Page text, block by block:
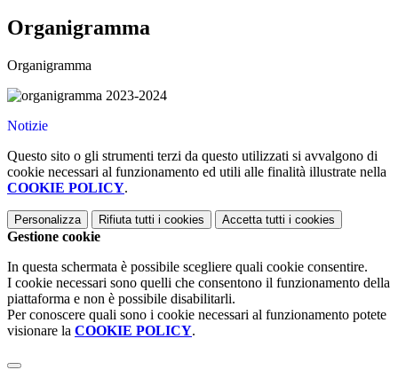
Organigramma
Organigramma
Notizie
Questo sito o gli strumenti terzi da questo utilizzati si avvalgono di
cookie necessari al funzionamento ed utili alle finalità illustrate nella
COOKIE POLICY.
Personalizza Rifiuta tutti i cookies Accetta tutti i cookies
Gestione cookie
In questa schermata è possibile scegliere quali cookie consentire.
I cookie necessari sono quelli che consentono il funzionamento della
piattaforma e non è possibile disabilitarli.
Per conoscere quali sono i cookie necessari al funzionamento potete
visionare la COOKIE POLICY.